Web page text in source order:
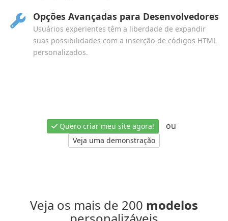
Opções Avançadas para Desenvolvedores
Usuários experientes têm a liberdade de expandir
suas possibilidades com a inserção de códigos HTML
personalizados.
Quero criar meu site agora! ou
Veja uma demonstração
Veja os mais de 200 modelos